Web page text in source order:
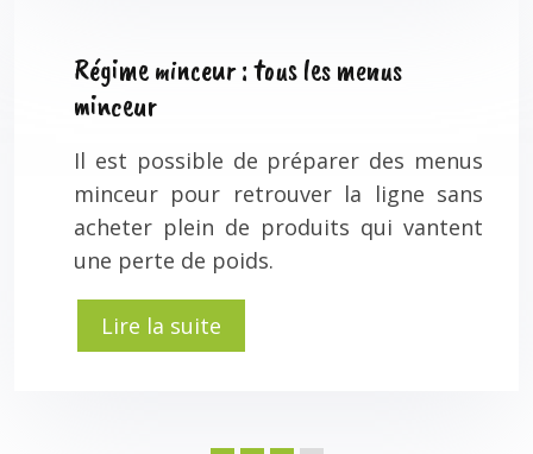
Régime minceur : tous les menus
minceur
Il est possible de préparer des menus
minceur pour retrouver la ligne sans
acheter plein de produits qui vantent
une perte de poids.
Lire la suite